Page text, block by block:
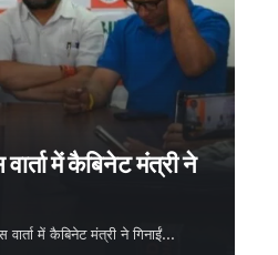
में कैबिनेट मंत्री ने
में कैबिनेट मंत्री ने गिनाईं…